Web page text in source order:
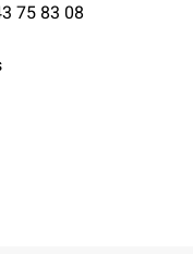
75 83 08